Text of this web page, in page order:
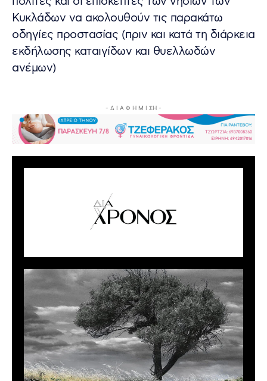
Κυκλάδων να ακολουθούν τις παρακάτω
οδηγίες προστασίας (πριν και κατά τη διάρκεια
εκδήλωσης καταιγίδων και θυελλωδών
ανέμων)
- Δ Ι Α Φ Η Μ Ι ΣΗ -